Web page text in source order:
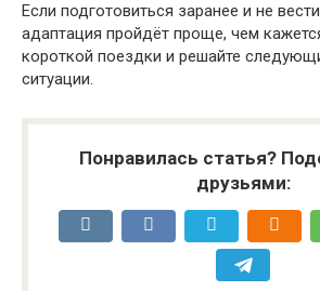
Если подготовиться заранее и не
адаптация пройдёт проще, чем
короткой поездки и решайте
ситуации.
Понравилась статья?
друзьями: